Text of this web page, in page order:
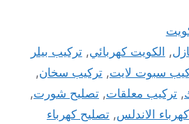
, الكويت كهربائي,تركيب بيلر
سبوت لايت, تركيب سخان,
, تركيب معلقات, تصليح شورت,
الاندلس, تصليح كهرباء